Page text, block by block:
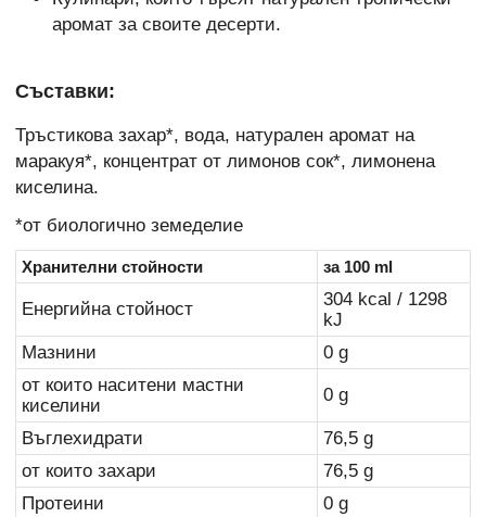
аромат за своите десерти.
Съставки:
Тръстикова захар*, вода, натурален аромат на
маракуя*, концентрат от лимонов сок*, лимонена
киселина.
*от биологично земеделие
Хранителни стойности за 100 ml
Енергийна стойност
304 kcal / 1298
kJ
Мазнини
0 g
от които наситени мастни
киселини
0 g
Въглехидрати
76,5 g
от които захари
76,5 g
Протеини
0 g